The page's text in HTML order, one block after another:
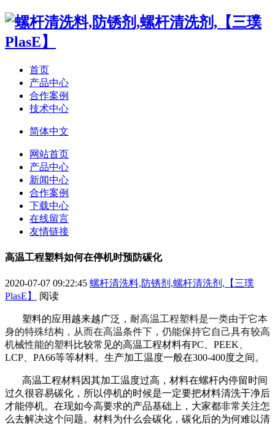
首页
产品中心
合作案例
技术中心
简体中文
网站首页
产品中心
新闻中心
合作案例
下载中心
在线留言
友情链接
高温工程塑料如何在停机时预防碳化
2020-07-07 09:22:45 螺杆清洗料,防锈剂,螺杆清洗剂,【三璞
PlasE】
阅读
塑料的应用越来越广泛， 耐高温工程塑料是一类由于它本
身的特殊结构，从而在高温条件下，仍能保持它自己具有较高
机械性能的塑料比较常见的高温工程材料有PC、PEEK、
LCP、PA66等等材料。生产加工温度一般在300-400度之间。
高温工程材料因其加工温度过高，材料在螺杆内停留时间
过久很容易碳化，所以停机的时候是一定要把材料清洗干净后
才能停机。在现如今高要求的产品基础上，大家都非常关注怎
么去解决这个问题。 材料为什么会碳化，碳化后的为何难以清